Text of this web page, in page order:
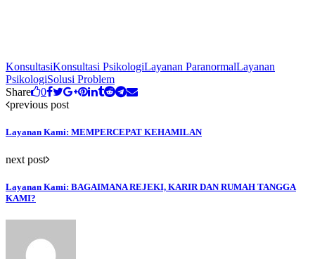
KonsultasiKonsultasi PsikologiLayanan ParanormalLayanan
PsikologiSolusi Problem
Share
0
previous post
Layanan Kami: MEMPERCEPAT KEHAMILAN
next post
Layanan Kami: BAGAIMANA REJEKI, KARIR DAN RUMAH TANGGA
KAMI?